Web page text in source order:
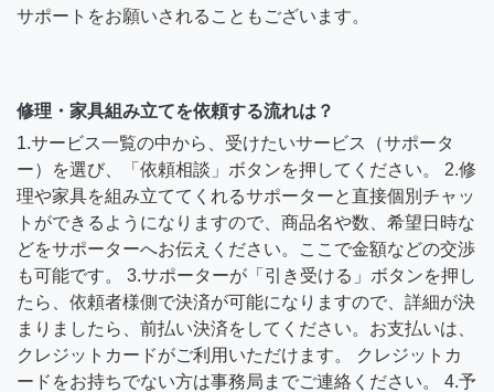
サポートをお願いされることもございます。
修理・家具組み立てを依頼する流れは？
1.サービス一覧の中から、受けたいサービス（サポータ
ー）を選び、「依頼相談」ボタンを押してください。 2.修
理や家具を組み立ててくれるサポーターと直接個別チャッ
トができるようになりますので、商品名や数、希望日時な
どをサポーターへお伝えください。ここで金額などの交渉
も可能です。 3.サポーターが「引き受ける」ボタンを押し
たら、依頼者様側で決済が可能になりますので、詳細が決
まりましたら、前払い決済をしてください。お支払いは、
クレジットカードがご利用いただけます。 クレジットカ
ードをお持ちでない方は事務局までご連絡ください。 4.予